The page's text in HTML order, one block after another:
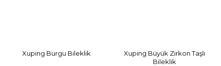
Xuping Burgu Bileklik
Xuping Büyük Zirkon Taşlı
Bileklik